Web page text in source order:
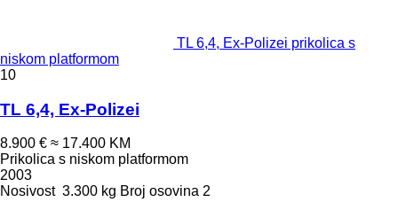
TL 6,4, Ex-Polizei prikolica s
niskom platformom
10
TL 6,4, Ex-Polizei
8.900 € ≈ 17.400 KM
Prikolica s niskom platformom
2003
Nosivost 3.300 kg Broj osovina 2